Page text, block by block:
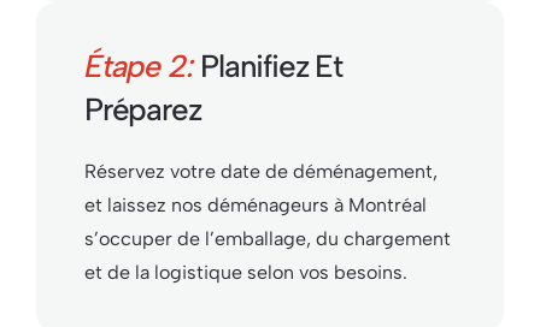
Étape 2:Planifiez Et
Préparez
Réservez votre date de déménagement,
et laissez nos déménageurs à Montréal
s’occuper de l’emballage, du chargement
et de la logistique selon vos besoins.